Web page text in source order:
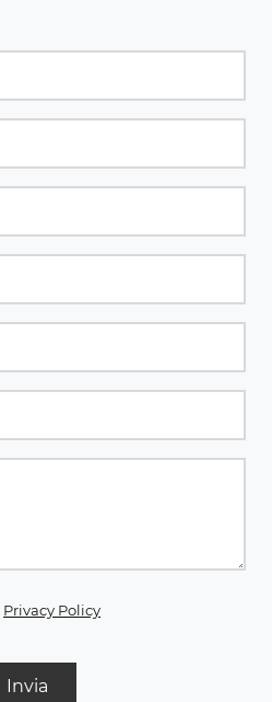
Privacy Policy
Invia